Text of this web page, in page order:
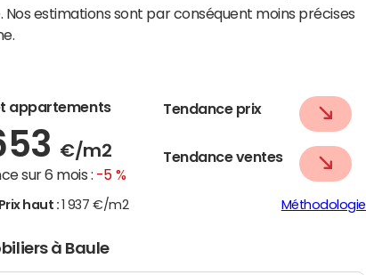
Nos estimations sont par conséquent moins précises
appartements
€/m2
sur 6 mois : -5 %
Tendance prix
Tendance ventes
Prix haut : 1 937 €/m2 Méthodologie
à Baule